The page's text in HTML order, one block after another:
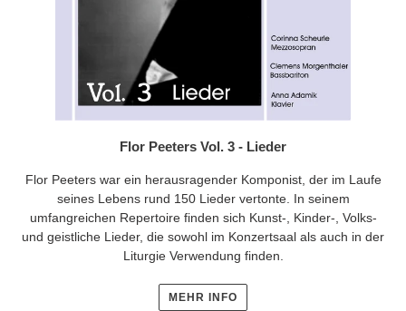
Flor Peeters Vol. 3 - Lieder
Flor Peeters war ein herausragender Komponist, der im Laufe
seines Lebens rund 150 Lieder vertonte. In seinem
umfangreichen Repertoire finden sich Kunst-, Kinder-, Volks-
und geistliche Lieder, die sowohl im Konzertsaal als auch in der
Liturgie Verwendung finden.
MEHR INFO